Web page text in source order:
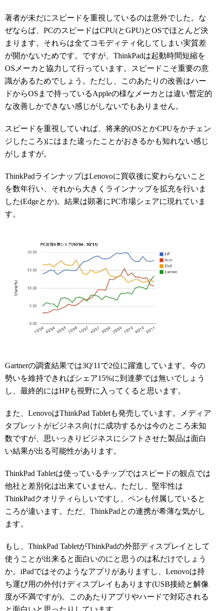
著者が未だにスピードを重視しているのは意外でした。な
ぜならば、PCのスピードはCPU(とGPU)とOSでほとんど決
まります。それらは全てコモディティ化してしまい実質差
が開かないためです。ですが、ThinkPadは起動時間短縮を
OSメーカと協力して行っています。スピードこそ重要の意
識があるためでしょう。ただし、このあたりの改善はハー
ドからOSまで持っているAppleの様なメーカとは違い暫定的
な改善しかできない感じがしないでもありません。
スピードを重視していれば、将来的(OSとかCPUをかチェン
ジしたころ)にはまた違ったことがおきるかも知れない感じ
がしますが。
ThinkPadラインナップはLenovoに買収後に変わらないこと
を数年行い、それから大きくラインナップを拡充を行いま
した(Edgeとか)。結果は顕著にPC市場シェアに現れていま
す。
Gartnerの調査結果では3Q'11で2位に躍進しています。今の
勢いを維持できればシェア15%に到達夢では無いでしょう
し、最終的にはHPも視野に入ってくると思います。
また、LenovoはThinkPad Tabletも発売しています。メディア
タブレットがビジネス向けに成功するかは今のところ未知
数ですが、思いっきりビジネスにシフトさせた製品は面白
い結果が出る可能性があります。
ThinkPad Tabletは使っているチップではスピードの観点では
他社と差別化は出来ていません。ただし、堅牢性は
ThinkPadクオリティらしいですし、ペンも付属していると
ころが違います。ただ、ThinkPadとの連携が希薄な気がし
ます。
もし、ThinkPad TabletがThinkPadの外部ディスプレイとして
使うことが出来ると面白いのにと思うのは私だけでしょう
か。iPadではそのようなアプリがありますし、Lenovoは持
ち運び用の外付けディスプレイもあります(USB接続と解像
度が不満ですが)。このあたりアプリやハードで対応される